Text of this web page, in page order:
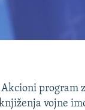
program
vojne